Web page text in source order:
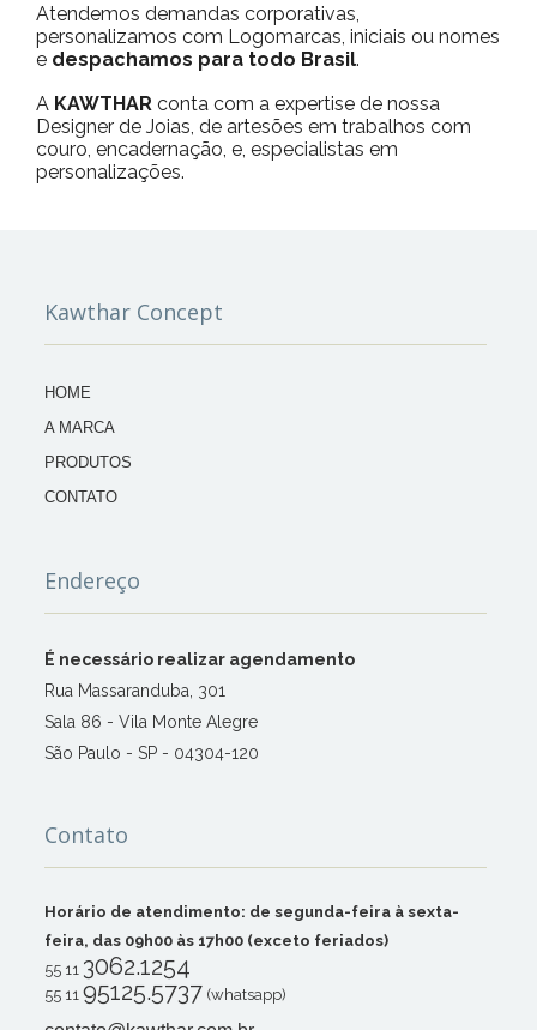
Atendemos demandas corporativas,
personalizamos com Logomarcas, iniciais ou nomes
e despachamos para todo Brasil.
A KAWTHAR conta com a expertise de nossa
Designer de Joias, de artesões em trabalhos com
couro, encadernação, e, especialistas em
personalizações.
Kawthar Concept
HOME
A MARCA
PRODUTOS
CONTATO
Endereço
É necessário realizar agendamento
Rua Massaranduba, 301
Sala 86 - Vila Monte Alegre
São Paulo - SP - 04304-120
Contato
Horário de atendimento: de segunda-feira à sexta-
feira, das 09h00 às 17h00 (exceto feriados)
55 11 3062.1254
55 1195125.5737 (whatsapp)